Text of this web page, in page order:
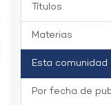
Títulos
Materias
Esta comunidad
Por fecha de